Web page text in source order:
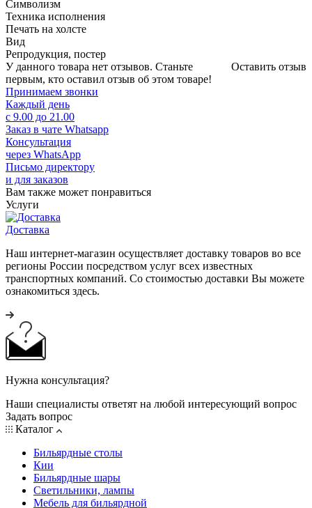
Символизм
Техника исполнения
Печать на холсте
Вид
Репродукция, постер
Оставить отзыв
У данного товара нет отзывов. Станьте
первым, кто оставил отзыв об этом товаре!
Принимаем звонки
Каждый день
с 9.00 до 21.00
Заказ в чате Whatsapp
Консультация
через WhatsApp
Письмо директору
и для заказов
Вам также может понравиться
Услуги
Доставка
Наш интернет-магазин осуществляет доставку товаров во все
регионы России посредством услуг всех известных
транспортных компаний. Со стоимостью доставки Вы можете
ознакомиться здесь.
Нужна консультация?
Наши специалисты ответят на любой интересующий вопрос
Задать вопрос
Каталог
Бильярдные столы
Кии
Бильярдные шары
Светильники, лампы
Мебель для бильярдной